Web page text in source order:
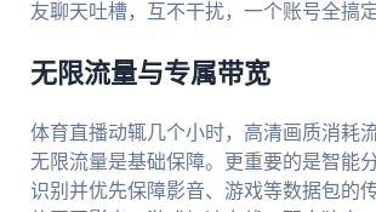
友聊天吐槽，互不干扰，一个账号全搞定
无限流量与专属带宽
体育直播动辄几个小时，高清画质消耗
无限流量是基础保障。更重要的是智能
识别并优先保障影音、游戏等数据包的